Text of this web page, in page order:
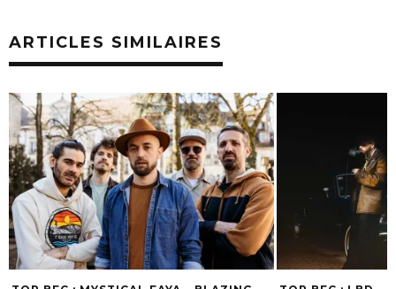
ARTICLES SIMILAIRES